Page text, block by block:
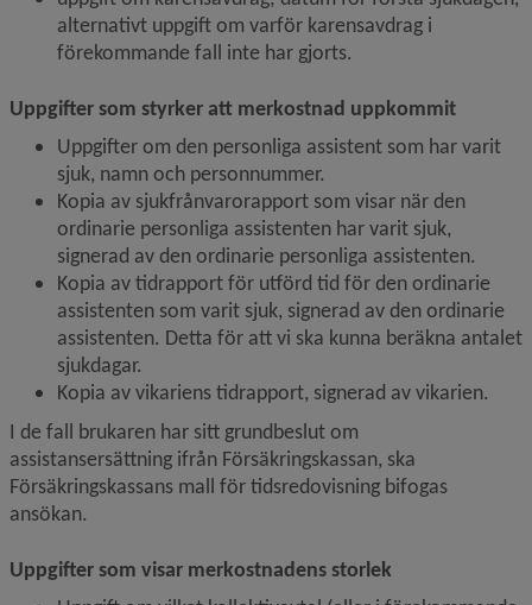
alternativt uppgift om varför karensavdrag i
förekommande fall inte har gjorts.
Uppgifter som styrker att merkostnad uppkommit
Uppgifter om den personliga assistent som har varit
sjuk, namn och personnummer.
Kopia av sjukfrånvarorapport som visar när den
ordinarie personliga assistenten har varit sjuk,
signerad av den ordinarie personliga assistenten.
Kopia av tidrapport för utförd tid för den ordinarie
assistenten som varit sjuk, signerad av den ordinarie
assistenten. Detta för att vi ska kunna beräkna antalet
sjukdagar.
Kopia av vikariens tidrapport, signerad av vikarien.
I de fall brukaren har sitt grundbeslut om
assistansersättning ifrån Försäkringskassan, ska
Försäkringskassans mall för tidsredovisning bifogas
ansökan.
Uppgifter som visar merkostnadens storlek